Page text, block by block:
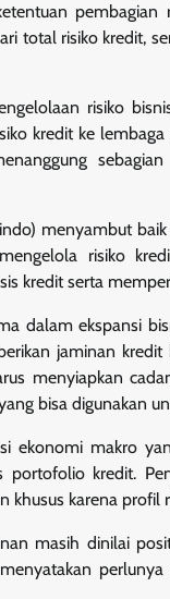
pembagian
total risiko kredit,
risiko
kredit ke
menyambut
risiko
kredit serta
dalam ekspansi
jaminan
menyiapkan
bisa digunakan
ekonomi makro
portofolio kredit.
khusus karena
masih dinilai